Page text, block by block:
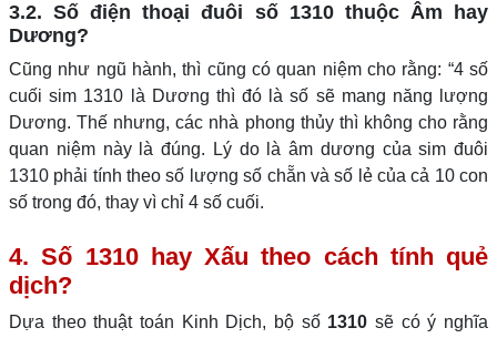
3.2. Số điện thoại đuôi số 1310 thuộc Âm hay
Dương?
Cũng như ngũ hành, thì cũng có quan niệm cho rằng: “4 số
cuối sim 1310 là Dương thì đó là số sẽ mang năng lượng
Dương. Thế nhưng, các nhà phong thủy thì không cho rằng
quan niệm này là đúng. Lý do là âm dương của sim đuôi
1310 phải tính theo số lượng số chẵn và số lẻ của cả 10 con
số trong đó, thay vì chỉ 4 số cuối.
4. Số 1310 hay Xấu theo cách tính quẻ
dịch?
Dựa theo thuật toán Kinh Dịch, bộ số 1310 sẽ có ý nghĩa